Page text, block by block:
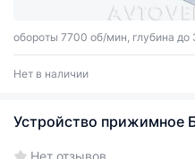
обороты 7700 об/мин, глубина до
Нет в наличии
Устройство
Нет отзывов